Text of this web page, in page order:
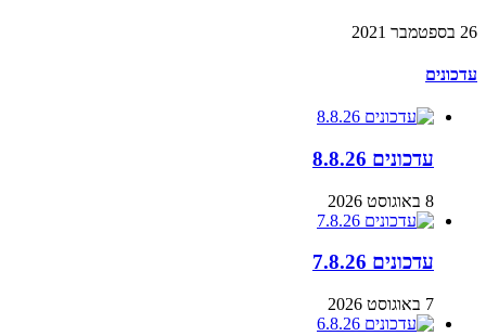
26 בספטמבר 2021
עדכונים
עדכונים 8.8.26
8 באוגוסט 2026
עדכונים 7.8.26
7 באוגוסט 2026